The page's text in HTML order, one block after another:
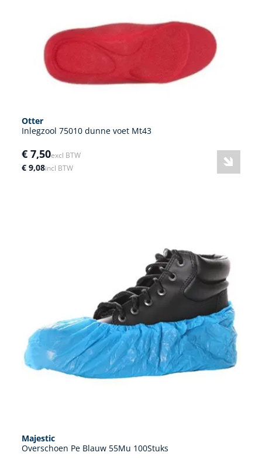
Otter
Inlegzool 75010 dunne voet Mt43
€ 7,50excl BTW
€ 9,08incl BTW
Majestic
Overschoen Pe Blauw 55Mu 100Stuks